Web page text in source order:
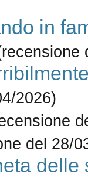
in
2026)
del 28/
delle